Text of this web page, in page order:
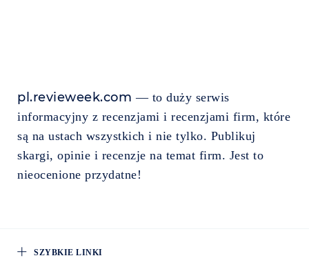
pl.revieweek.com — to duży serwis
informacyjny z recenzjami i recenzjami firm, które
są na ustach wszystkich i nie tylko. Publikuj
skargi, opinie i recenzje na temat firm. Jest to
nieocenione przydatne!
SZYBKIE LINKI